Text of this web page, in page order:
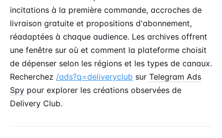
incitations à la première commande, accroches de
livraison gratuite et propositions d'abonnement,
réadaptées à chaque audience. Les archives offrent
une fenêtre sur où et comment la plateforme choisit
de dépenser selon les régions et les types de canaux.
Recherchez /ads?q=deliveryclub sur Telegram Ads
Spy pour explorer les créations observées de
Delivery Club.